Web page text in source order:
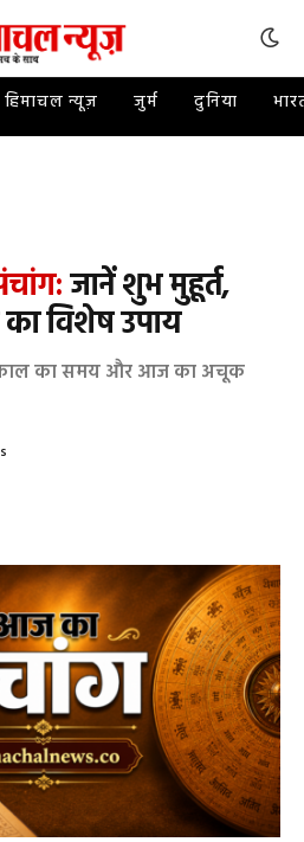
हिमाचल न्यूज़ जुर्म दुनिया
जानें शुभ मुहूर्त,
विशेष उपाय
का समय और आज का अचूक